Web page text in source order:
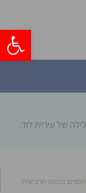
פתח
של עיריית לוד:
במנה הרביעית